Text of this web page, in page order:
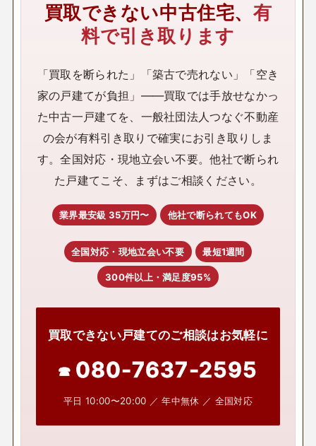
買取できない中古住宅、 有
料で引き取ります
「買取を断られた」「築古で売れない」「空き
家の戸建てが負担」——買取では手放せなかっ
た中古一戸建てを、一般社団法人つなぐ不動産
の会が有料引き取りで確実にお引き取りしま
す。全国対応・現地立会い不要。他社で断られ
た戸建てこそ、まずはご相談ください。
業界最安級 35万円〜 他社で断られてもOK
全国対応・現地立会い不要 最短1週間
300件以上・満足度95%
買取できない戸建てのご相談はお気軽に
080-7637-2595
平日 10:00〜20:00 ／ 年中無休 ／ 全国対応